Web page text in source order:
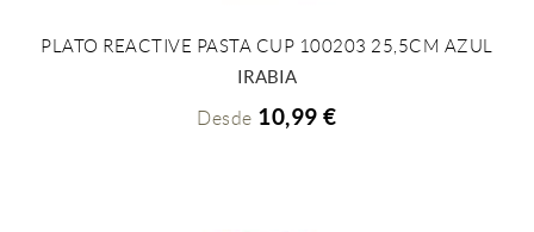
+ INFO
PLATO REACTIVE PASTA CUP 100203 25,5CM AZUL
IRABIA
Desde 10,99 €